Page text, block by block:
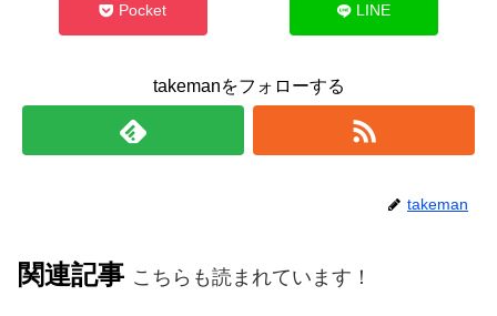
Pocket LINE
takemanをフォローする
takeman
関連記事 こちらも読まれています！